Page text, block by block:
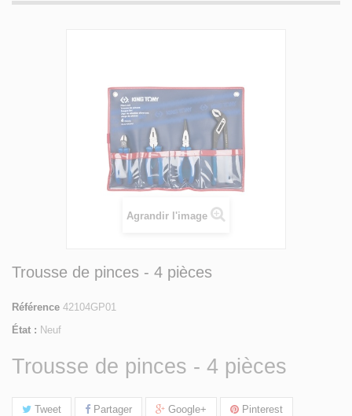
Agrandir l'image
Trousse de pinces - 4 pièces
Référence 42104GP01
État : Neuf
Trousse de pinces - 4 pièces
Tweet Partager Google+ Pinterest